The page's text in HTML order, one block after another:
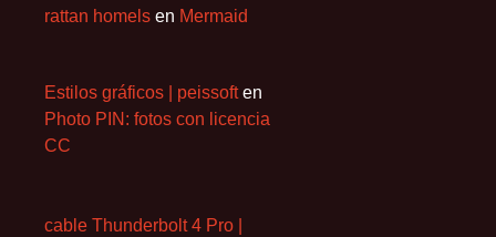
rattan homels en Mermaid
Estilos gráficos | peissoften
Photo PIN: fotos con licencia
CC
cable Thunderbolt 4 Pro |